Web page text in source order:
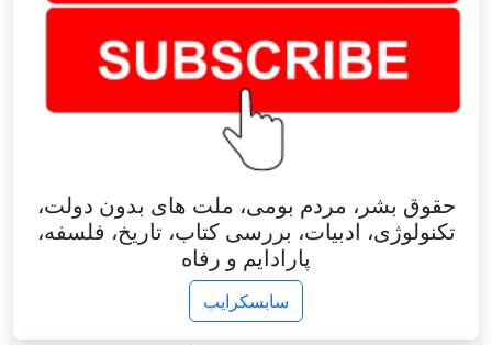
حقوق بشر، مردم بومی، ملت های بدون دولت،
تکنولوژی، ادبیات، بررسی کتاب، تاریخ، فلسفه،
پارادایم و رفاه
سابسکرایب